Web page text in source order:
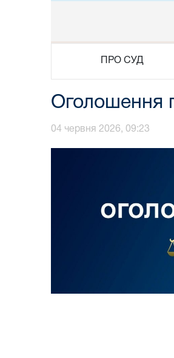
ПРО СУД
Оголошення
04 червня 2026, 09:23